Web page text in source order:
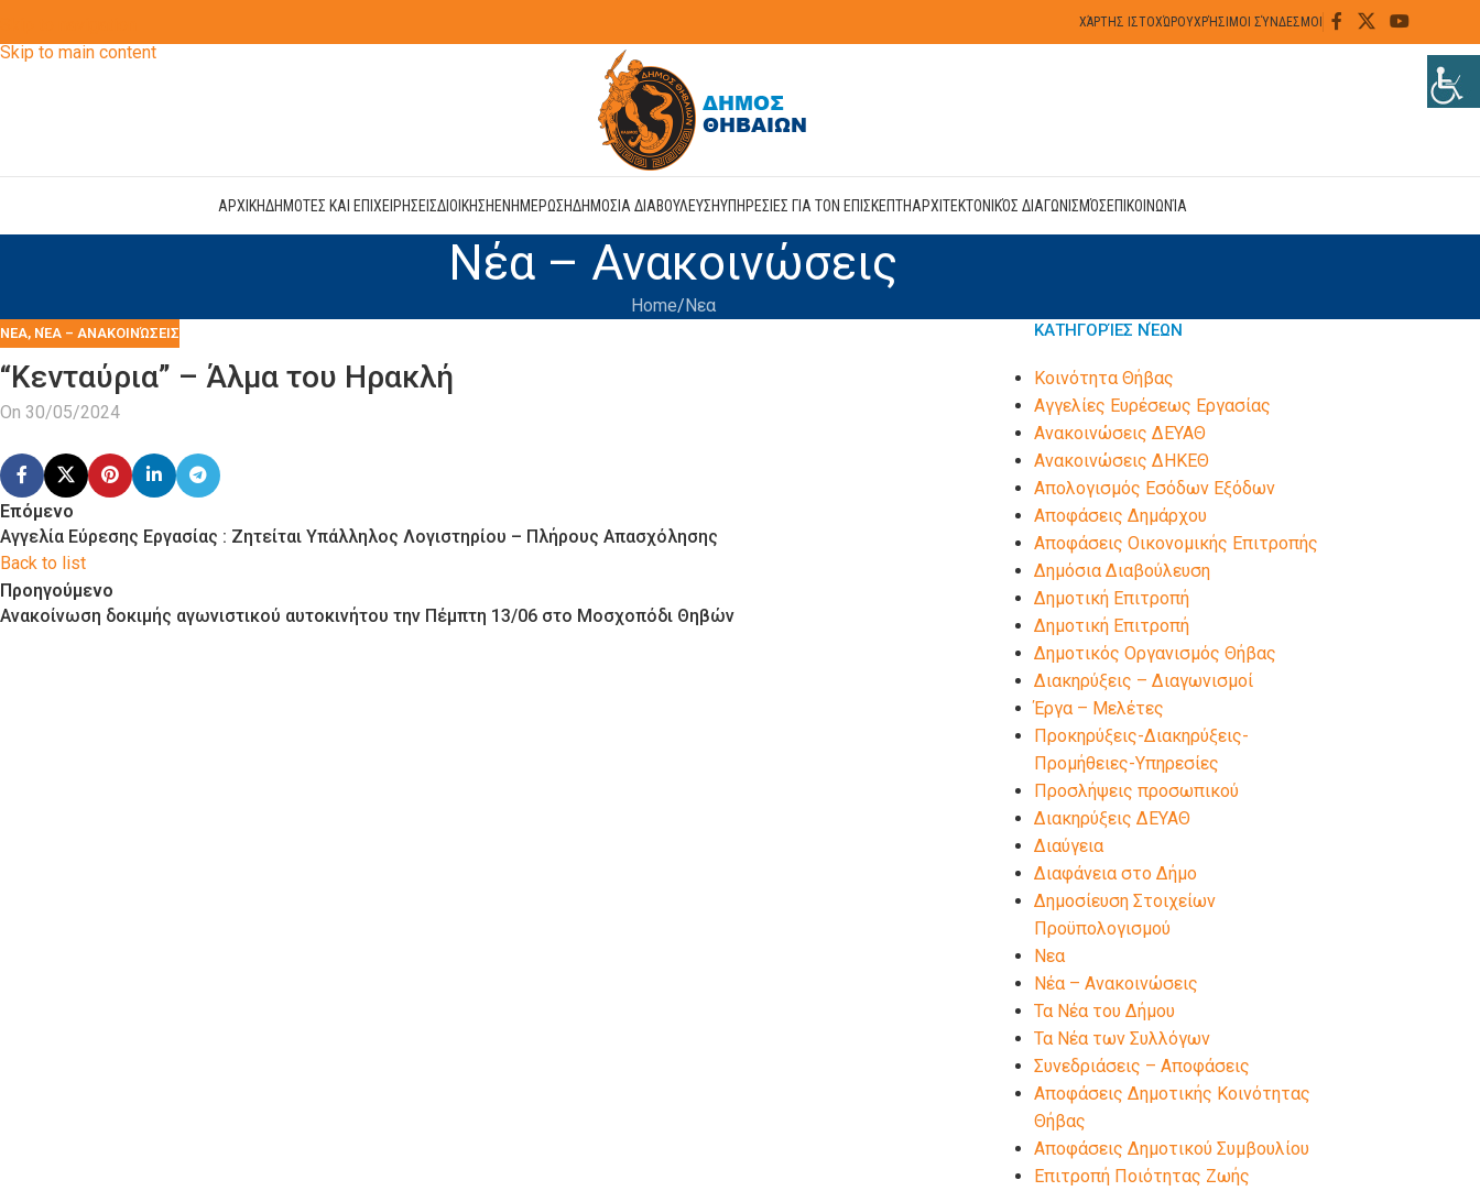
Skip to main content
ΧΆΡΤΗΣ ΙΣΤΟΧΏΡΟΥΧΡΉΣΙΜΟΙ ΣΎΝΔΕΣΜΟΙ
ΑΡΧΙΚΗΔΗΜΟΤΕΣ ΚΑΙ ΕΠΙΧΕΙΡΗΣΕΙΣΔΙΟΙΚΗΣΗΕΝΗΜΕΡΩΣΗΔΗΜΟΣΙΑ ΔΙΑΒΟΥΛΕΥΣΗΥΠΗΡΕΣΙΕΣ ΓΙΑ ΤΟΝ ΕΠΙΣΚΕΠΤΗΑΡΧΙΤΕΚΤΟΝΙΚΌΣ ΔΙΑΓΩΝΙΣΜΌΣΕΠΙΚΟΙΝΩΝΊΑ
Νέα – Ανακοινώσεις
Home Νεα
ΝΕΑ, ΝΈΑ – ΑΝΑΚΟΙΝΏΣΕΙΣ
“Κενταύρια” – Άλμα του Ηρακλή
On 30/05/2024
Επόμενο
Αγγελία Εύρεσης Εργασίας : Ζητείται Υπάλληλος Λογιστηρίου – Πλήρους Απασχόλησης
Back to list
Προηγούμενο
Ανακοίνωση δοκιμής αγωνιστικού αυτοκινήτου την Πέμπτη 13/06 στο Μοσχοπόδι Θηβών
ΚΑΤΗΓΟΡΊΕΣ ΝΈΩΝ
Kοινότητα Θήβας
Αγγελίες Ευρέσεως Εργασίας
Ανακοινώσεις ΔΕΥΑΘ
Ανακοινώσεις ΔΗΚΕΘ
Απολογισμός Εσόδων Εξόδων
Αποφάσεις Δημάρχου
Αποφάσεις Οικονομικής Επιτροπής
Δημόσια Διαβούλευση
Δημοτική Επιτροπή
Δημοτική Επιτροπή
Δημοτικός Οργανισμός Θήβας
Διακηρύξεις – Διαγωνισμοί
Έργα – Μελέτες
Προκηρύξεις-Διακηρύξεις-
Προμήθειες-Υπηρεσίες
Προσλήψεις προσωπικού
Διακηρύξεις ΔΕΥΑΘ
Διαύγεια
Διαφάνεια στο Δήμο
Δημοσίευση Στοιχείων
Προϋπολογισμού
Νεα
Νέα – Ανακοινώσεις
Τα Νέα του Δήμου
Τα Νέα των Συλλόγων
Συνεδριάσεις – Αποφάσεις
Αποφάσεις Δημοτικής Κοινότητας
Θήβας
Αποφάσεις Δημοτικού Συμβουλίου
Επιτροπή Ποιότητας Ζωής